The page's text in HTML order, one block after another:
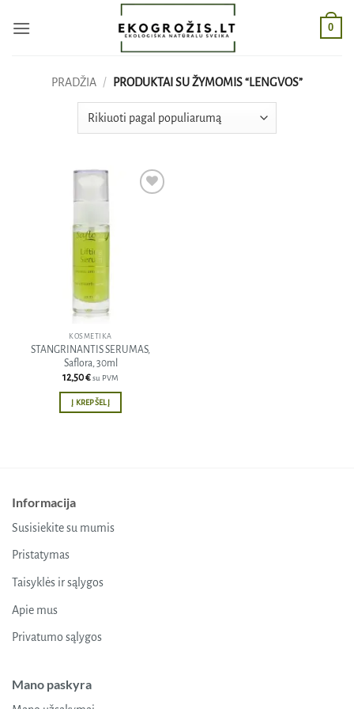
0
PRADŽIA / PRODUKTAI SU ŽYMOMIS “LENGVOS”
KOSMETIKA
STANGRINANTIS SERUMAS,
Saflora, 30ml
12,50€su PVM
Į KREPŠELĮ
Informacija
Susisiekite su mumis
Pristatymas
Taisyklės ir sąlygos
Apie mus
Privatumo sąlygos
Mano paskyra